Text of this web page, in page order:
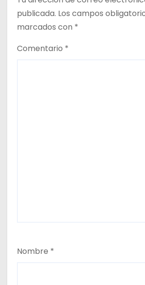
a
s
publicada. Los campos
marcados con *
Comentario *
Nombre *